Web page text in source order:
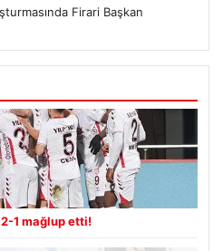
Firari Başkan
2-1 mağlup etti!